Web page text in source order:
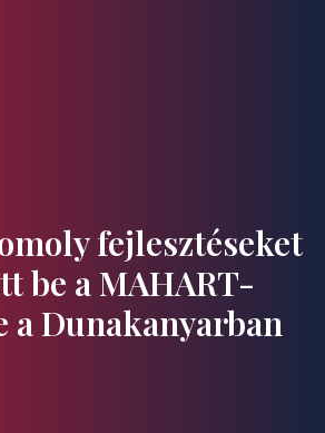
fejlesztéseket
be a MAHART-
a Dunakanyarban